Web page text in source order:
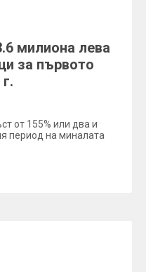
милиона лева
за първото
от 155% или два и
период на миналата